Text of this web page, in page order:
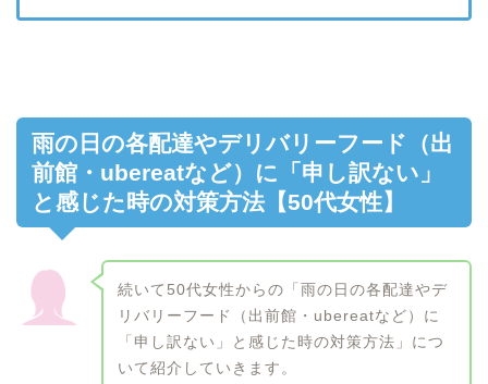
雨の日の各配達やデリバリーフード（出
前館・ubereatなど）に「申し訳ない」
と感じた時の対策方法【50代女性】
続いて50代女性からの「雨の日の各配達やデ
リバリーフード（出前館・ubereatなど）に
「申し訳ない」と感じた時の対策方法」につ
いて紹介していきます。